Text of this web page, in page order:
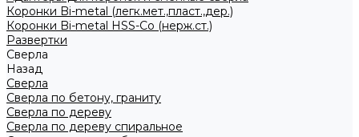
Коронки Bi-metal (легк.мет.,пласт.,дер.)
Коронки Bi-metal HSS-Co (нерж.ст.)
Развертки
Сверла
Назад
Сверла
Сверла по бетону, граниту
Сверла по дереву
Сверла по дереву спиральное